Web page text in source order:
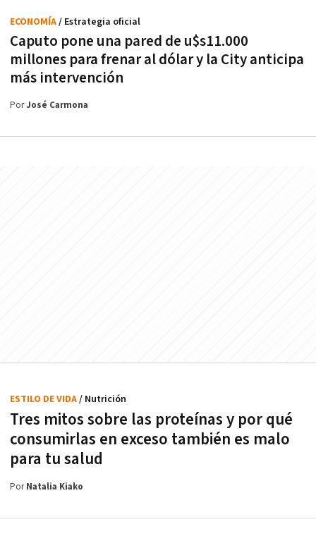
Caputo pone una pared de u$s11.000
millones para frenar al dólar y la City anticipa
más intervención
ECONOMÍA/ Estrategia oficial
PorJosé Carmona
Tres mitos sobre las proteínas y por qué
consumirlas en exceso también es malo
para tu salud
ESTILO DE VIDA/ Nutrición
PorNatalia Kiako